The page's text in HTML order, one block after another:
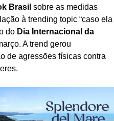
Brasil sobre as medidas
à trending topic “caso ela
do Dia Internacional da
A trend gerou
de agressões físicas contra